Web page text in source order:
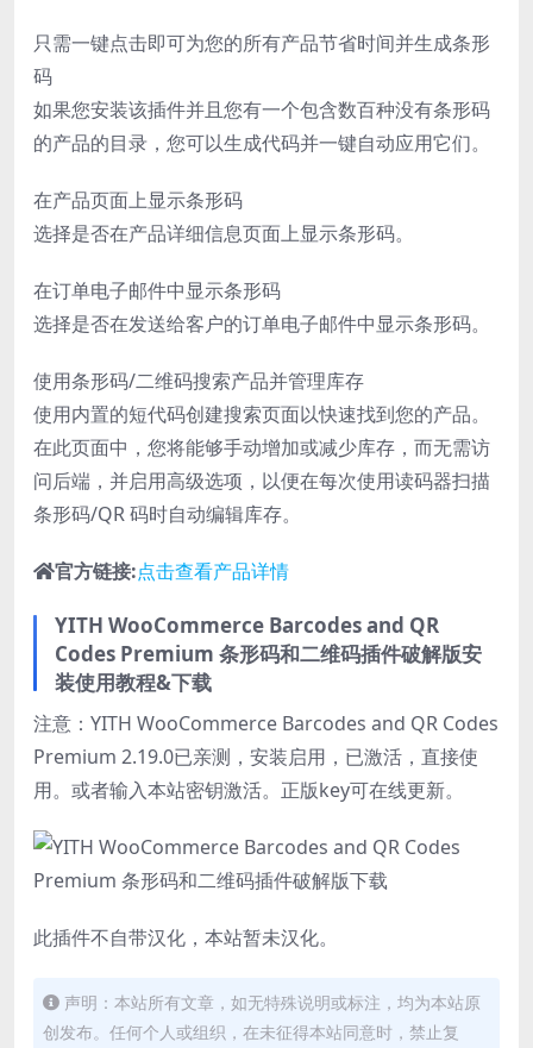
只需一键点击即可为您的所有产品节省时间并生成条形
码
如果您安装该插件并且您有一个包含数百种没有条形码
的产品的目录，您可以生成代码并一键自动应用它们。
在产品页面上显示条形码
选择是否在产品详细信息页面上显示条形码。
在订单电子邮件中显示条形码
选择是否在发送给客户的订单电子邮件中显示条形码。
使用条形码/二维码搜索产品并管理库存
使用内置的短代码创建搜索页面以快速找到您的产品。
在此页面中，您将能够手动增加或减少库存，而无需访
问后端，并启用高级选项，以便在每次使用读码器扫描
条形码/QR 码时自动编辑库存。
官方链接:点击查看产品详情
YITH WooCommerce Barcodes and QR
Codes Premium 条形码和二维码插件破解版安
装使用教程&下载
注意：YITH WooCommerce Barcodes and QR Codes
Premium 2.19.0已亲测，安装启用，已激活，直接使
用。或者输入本站密钥激活。正版key可在线更新。
此插件不自带汉化，本站暂未汉化。
声明：本站所有文章，如无特殊说明或标注，均为本站原
创发布。任何个人或组织，在未征得本站同意时，禁止复